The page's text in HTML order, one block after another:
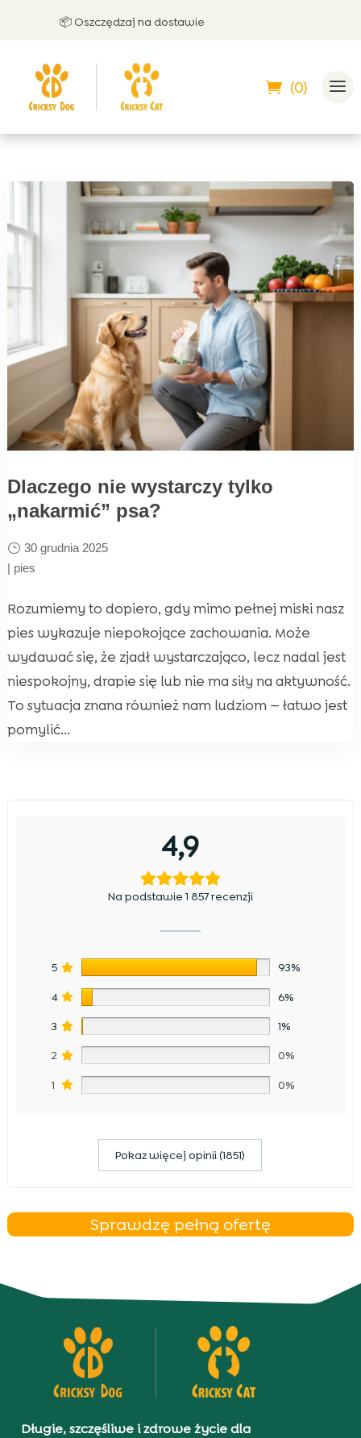
📦 Oszczędzaj na dostawie
(0)
Dlaczego nie wystarczy tylko
„nakarmić” psa?
30 grudnia 2025
| pies
Rozumiemy to dopiero, gdy mimo pełnej miski nasz
pies wykazuje niepokojące zachowania. Może
wydawać się, że zjadł wystarczająco, lecz nadal jest
niespokojny, drapie się lub nie ma siły na aktywność.
To sytuacja znana również nam ludziom — łatwo jest
pomylić...
4,9
Na podstawie 1 857 recenzji
5 93%
4 6%
3 1%
2 0%
1 0%
Pokaz więcej opinii (1851)
Sprawdzę pełną ofertę
Długie, szczęśliwe i zdrowe życie dla